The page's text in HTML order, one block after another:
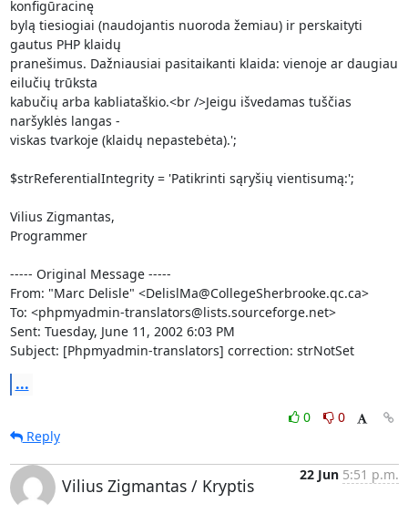
konfigūracinę
bylą tiesiogiai (naudojantis nuoroda žemiau) ir perskaityti
gautus PHP klaidų
pranešimus. Dažniausiai pasitaikanti klaida: vienoje ar daugiau
eilučių trūksta
kabučių arba kabliataškio.<br />Jeigu išvedamas tuščias
naršyklės langas -
viskas tvarkoje (klaidų nepastebėta).';
$strReferentialIntegrity = 'Patikrinti sąryšių vientisumą:';
Vilius Zigmantas,
Programmer
----- Original Message -----
From: "Marc Delisle" <DelislMa@CollegeSherbrooke.qc.ca>
To: <phpmyadmin-translators@lists.sourceforge.net>
Sent: Tuesday, June 11, 2002 6:03 PM
Subject: [Phpmyadmin-translators] correction: strNotSet
...
0
0
Reply
Vilius Zigmantas / Kryptis
22 Jun 5:51 p.m.